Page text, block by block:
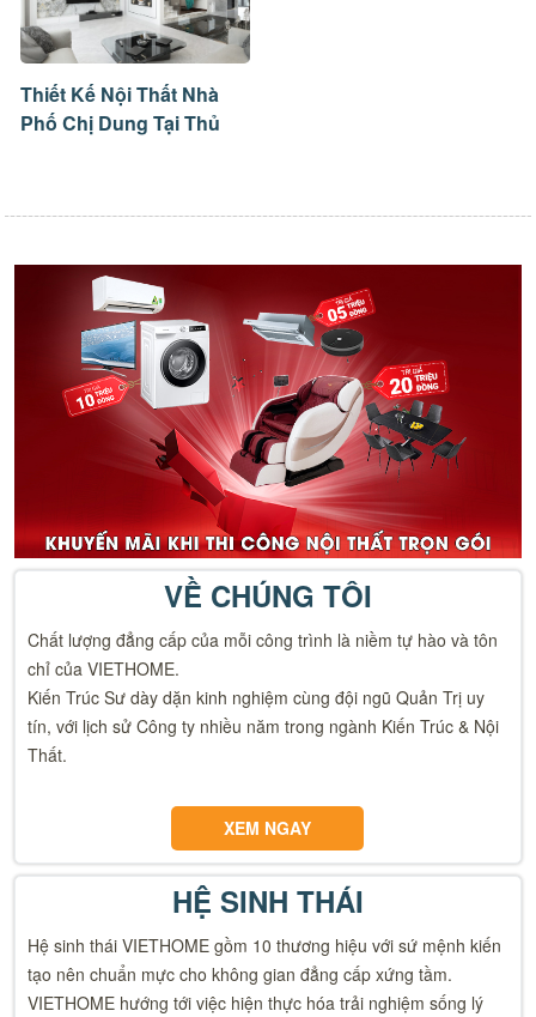
Thiết Kế Nội Thất Nhà
Phố Chị Dung Tại Thủ
VỀ CHÚNG TÔI
Chất lượng đẳng cấp của mỗi công trình là niềm tự hào và tôn
chỉ của VIETHOME.
Kiến Trúc Sư dày dặn kinh nghiệm cùng đội ngũ Quản Trị uy
tín, với lịch sử Công ty nhiều năm trong ngành Kiến Trúc & Nội
Thất.
XEM NGAY
HỆ SINH THÁI
Hệ sinh thái VIETHOME gồm 10 thương hiệu với sứ mệnh kiến
tạo nên chuẩn mực cho không gian đẳng cấp xứng tầm.
VIETHOME hướng tới việc hiện thực hóa trải nghiệm sống lý